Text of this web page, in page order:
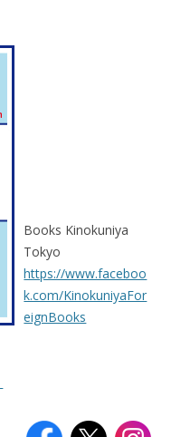
Books Kinokuniya
Tokyo
https://www.faceboo
k.com/KinokuniyaFor
eignBooks